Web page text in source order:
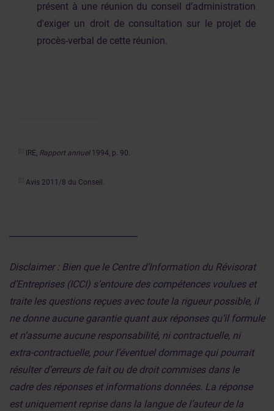
présent à une réunion du conseil d’administration
d'exiger un droit de consultation sur le projet de
procès-verbal de cette réunion.
IRE, Rapport annuel1994, p. 90.
[2] Avis 2011/8 du Conseil.
Disclaimer : Bien que le Centre d’Information du Révisorat
d’Entreprises (ICCI) s’entoure des compétences voulues et
traite les questions reçues avec toute la rigueur possible, il
ne donne aucune garantie quant aux réponses qu’il formule
et n’assume aucune responsabilité, ni contractuelle, ni
extra-contractuelle, pour l’éventuel dommage qui pourrait
résulter d’erreurs de fait ou de droit commises dans le
cadre des réponses et informations données. La réponse
est uniquement reprise dans la langue de l’auteur de la